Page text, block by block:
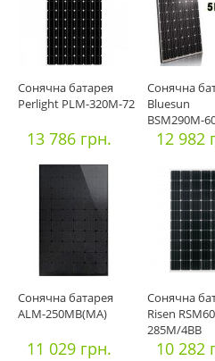
Сонячна батарея
Perlight PLM-320М-72
13 786 грн.
Сонячна
Bluesun
BSM290М-
12 982
Сонячна батарея
ALM-250MB(MA)
11 029 грн.
Сонячна
Risen
285M/4ВВ
10 282